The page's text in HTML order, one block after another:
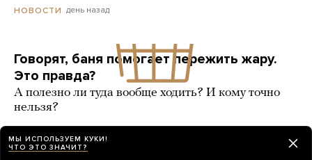
НОВОСТИ день назад
Говорят, баня помогает пережить жару.
Это правда?
А полезно ли туда вообще ходить? И кому точно
нельзя?
МЫ ИСПОЛЬЗУЕМ КУКИ!
ЧТО ЭТО ЗНАЧИТ?